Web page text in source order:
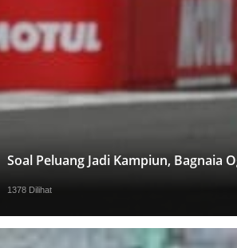
Soal Peluang Jadi Kampiun, Bagnaia
1378 Dilihat